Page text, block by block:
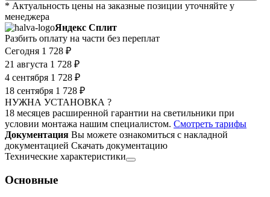
* Актуальность цены на заказные позиции уточняйте у
менеджера
Яндекс Сплит
Разбить оплату на части без переплат
Сегодня 1 728 ₽
21 августа 1 728 ₽
4 сентября 1 728 ₽
18 сентября 1 728 ₽
НУЖНА УСТАНОВКА ?
18 месяцев расширенной гарантии на светильники при
условии монтажа нашим специалистом. Смотреть тарифы
Документация Вы можете ознакомиться с накладной
документацией Скачать документацию
Технические характеристики
Основные